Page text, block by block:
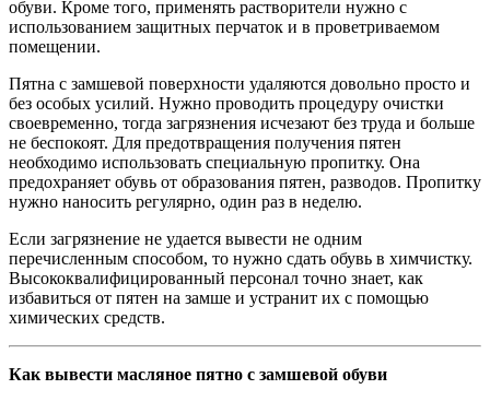
обуви. Кроме того, применять растворители нужно с
использованием защитных перчаток и в проветриваемом
помещении.
Пятна с замшевой поверхности удаляются довольно просто и
без особых усилий. Нужно проводить процедуру очистки
своевременно, тогда загрязнения исчезают без труда и больше
не беспокоят. Для предотвращения получения пятен
необходимо использовать специальную пропитку. Она
предохраняет обувь от образования пятен, разводов. Пропитку
нужно наносить регулярно, один раз в неделю.
Если загрязнение не удается вывести не одним
перечисленным способом, то нужно сдать обувь в химчистку.
Высококвалифицированный персонал точно знает, как
избавиться от пятен на замше и устранит их с помощью
химических средств.
Как вывести масляное пятно с замшевой обуви